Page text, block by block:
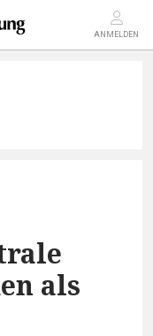
ANMELDEN
als